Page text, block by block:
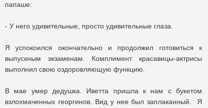
папаше:
- У него удивительные, просто удивительные глаза.
Я успокоился окончательно и продолжил готовиться к
выпускным экзаменам. Комплимент красавицы-актрисы
выполнил свою оздоровляющую функцию.
В мае умер дедушка. Иветта пришла к нам с букетом
взлохмаченных георгинов. Вид у нее был заплаканный. Я